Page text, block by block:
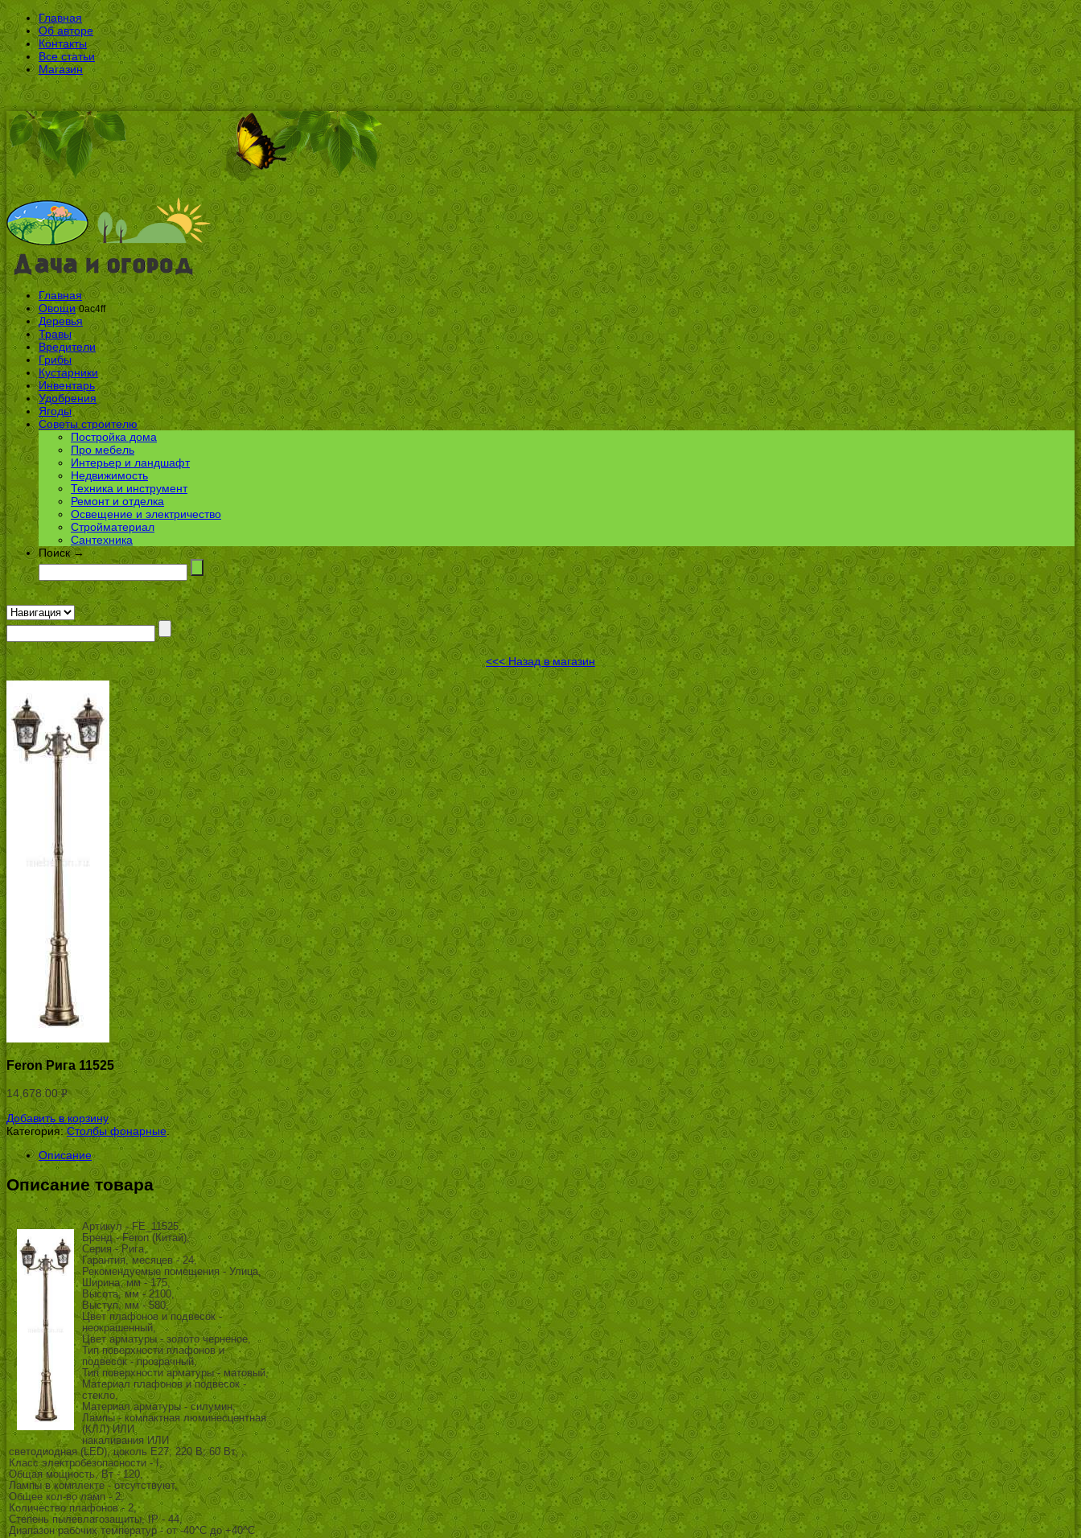
Главная
Об авторе
Контакты
Все статьи
Магазин
Главная
Овощи 0ac4ff
Деревья
Травы
Вредители
Грибы
Кустарники
Инвентарь
Удобрения
Ягоды
Советы строителю
Постройка дома
Про мебель
Интерьер и ландшафт
Недвижимость
Техника и инструмент
Ремонт и отделка
Освещение и электричество
Стройматериал
Сантехника
Поиск →
<<< Назад в магазин
Feron Рига 11525
14,678.00Р
УБ.
Добавить в корзину
Категория:Столбы фонарные.
Описание
Описание товара
Артикул - FE_11525,
Бренд - Feron (Китай),
Серия - Рига,
Гарантия, месяцев - 24,
Рекомендуемые помещения - Улица,
Ширина, мм - 175,
Высота, мм - 2100,
Выступ, мм - 580,
Цвет плафонов и подвесок -
неокрашенный,
Цвет арматуры - золото черненое,
Тип поверхности плафонов и
подвесок - прозрачный,
Тип поверхности арматуры - матовый,
Материал плафонов и подвесок -
стекло,
Материал арматуры - силумин,
Лампы - компактная люминесцентная
(КЛЛ) ИЛИ
накаливания ИЛИ
светодиодная (LED), цоколь E27; 220 В; 60 Вт, ,
Класс электробезопасности - I,
Общая мощность, Вт - 120,
Лампы в комплекте - отсутствуют,
Общее кол-во ламп - 2,
Количество плафонов - 2,
Степень пылевлагозащиты, IP - 44,
Диапазон рабочих температур - от -40^C до +40^C